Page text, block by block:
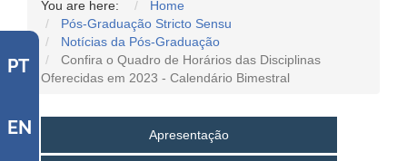
PT
EN
You are here:
Home
Pós-Graduação Stricto Sensu
Notícias da Pós-Graduação
Confira o Quadro de Horários das Disciplinas
Oferecidas em 2023 - Calendário Bimestral
Apresentação